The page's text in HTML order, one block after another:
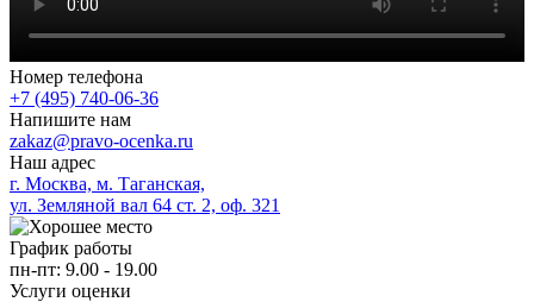
Номер телефона
+7 (495) 740-06-36
Напишите нам
zakaz@pravo-ocenka.ru
Наш адрес
г. Москва, м. Таганская,
ул. Земляной вал 64 ст. 2, оф. 321
График работы
пн-пт: 9.00 - 19.00
Услуги оценки